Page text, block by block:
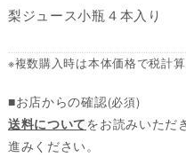
梨ジュース小瓶４本入り
※複数購入時は本体価格で税計算
■お店からの確認(必須)
送料についてをお読みいただ
進みください。